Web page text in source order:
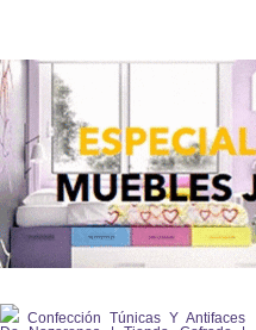
Confección Túnicas Y Antifaces